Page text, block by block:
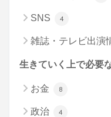
SNS 4
雑誌・テレビ出演
生きていく上で必要
お金 8
政治 4